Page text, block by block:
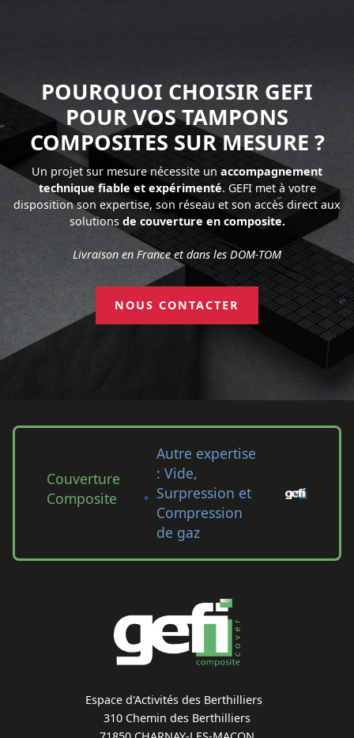
POURQUOI CHOISIR GEFI
POUR VOS TAMPONS
COMPOSITES SUR MESURE ?
Un projet sur mesure nécessite un accompagnement
technique fiable et expérimenté. GEFI met à votre
disposition son expertise, son réseau et son accès direct aux
solutions de couverture en composite.
Livraison en France et dans les DOM-TOM
NOUS CONTACTER
Couverture
Composite
Autre expertise
: Vide,
Surpression et
Compression
de gaz
Espace d'Activités des Berthilliers
310 Chemin des Berthilliers